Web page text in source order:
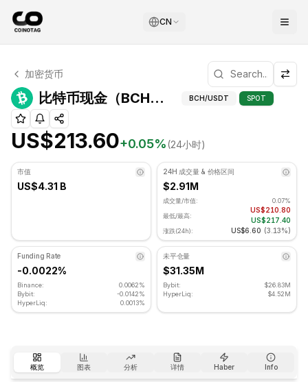
CN
比特币现金 技术分析
比特币现金 目前交易价格为 US$213.60. RSI 指标为
加密货币
比特币现金（BCH）高级指标 比特币现金（
BCH/USDT SPOT
US$213.60+0.05%(24小时)
市值
US$4.31 B
24H 成交量 & 价格区间
$2.91M
成交量/市值:
0.07%
最低/最高:
US$210.80
US$217.40
涨跌(24h): US$6.60 (3.13%)
Funding Rate
-0.0022%
Binance:
0.0062%
Bybit:
-0.0142%
HyperLiq:
0.0013%
未平仓量
$31.35M
Bybit:
$26.83M
HyperLiq:
$4.52M
概览 图表 分析 详情 Haber Info